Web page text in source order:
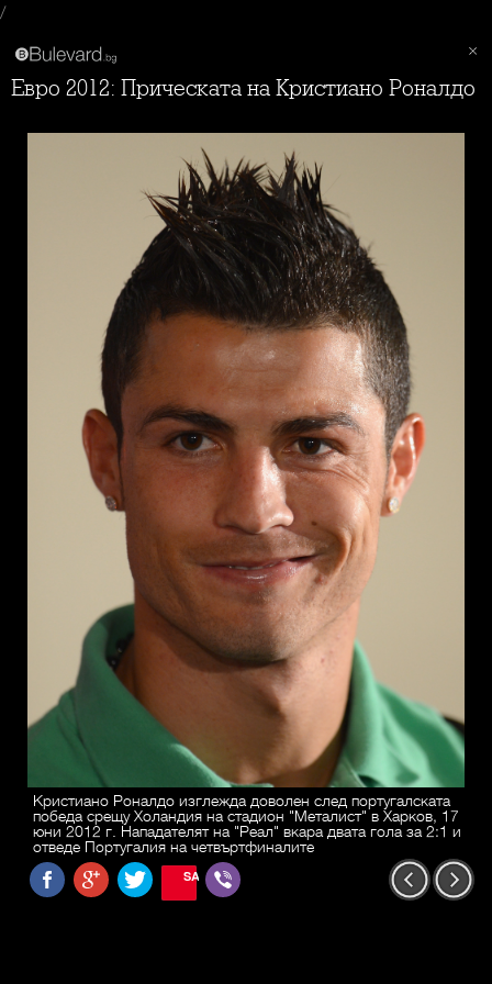
/
Евро 2012: Прическата на Кристиано Роналдо
Кристиано Роналдо изглежда доволен след португалската
победа срещу Холандия на стадион "Металист" в Харков, 17
юни 2012 г. Нападателят на "Реал" вкара двата гола за 2:1 и
отведе Португалия на четвъртфиналите
SAVE